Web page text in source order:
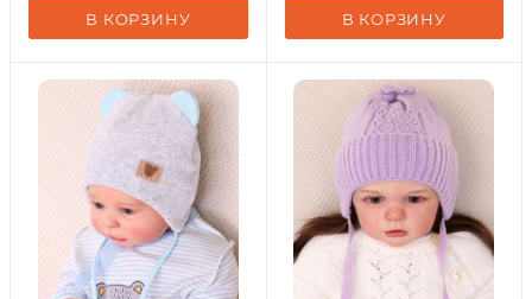
В КОРЗИНУ В КОРЗИНУ